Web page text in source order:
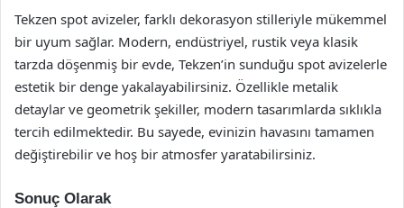
Tekzen spot avizeler, farklı dekorasyon stilleriyle mükemmel
bir uyum sağlar. Modern, endüstriyel, rustik veya klasik
tarzda döşenmiş bir evde, Tekzen’in sunduğu spot avizelerle
estetik bir denge yakalayabilirsiniz. Özellikle metalik
detaylar ve geometrik şekiller, modern tasarımlarda sıklıkla
tercih edilmektedir. Bu sayede, evinizin havasını tamamen
değiştirebilir ve hoş bir atmosfer yaratabilirsiniz.
Sonuç Olarak